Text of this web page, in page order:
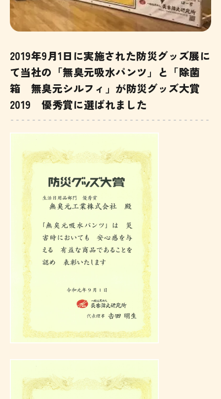
2019年9月1日に実施された防災グッズ展に
て当社の「無臭元吸水パンツ」と「除菌
箱 無臭元シルフィ」が防災グッズ大賞
2019 優秀賞に選ばれました